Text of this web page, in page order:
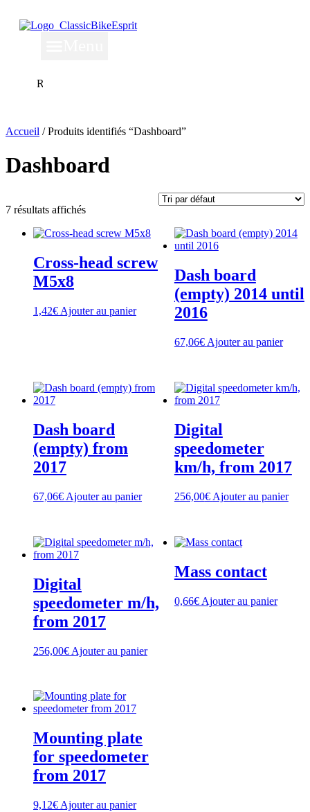
Rechercher
Accueil / Produits identifiés “Dashboard”
Dashboard
7 résultats affichés
Cross-head screw
M5x8
1,42€ Ajouter au panier
Dash board
(empty) 2014 until
2016
67,06€ Ajouter au panier
Dash board
(empty) from
2017
67,06€ Ajouter au panier
Digital
speedometer
km/h, from 2017
256,00€ Ajouter au panier
Digital
speedometer m/h,
from 2017
256,00€ Ajouter au panier
Mass contact
0,66€ Ajouter au panier
Mounting plate
for speedometer
from 2017
9,12€ Ajouter au panier